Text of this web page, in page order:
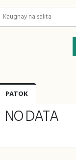
PATOK
NO DATA